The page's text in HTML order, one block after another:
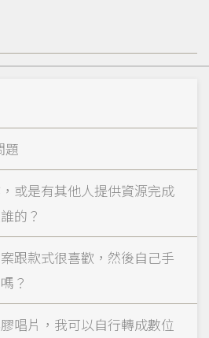
題
或是有其他人提供資源完成
的？
跟款式很喜歡，然後自己手
？
唱片，我可以自行轉成數位